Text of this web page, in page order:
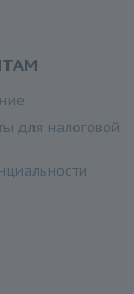
для налоговой